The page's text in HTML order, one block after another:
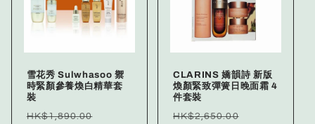
雪花秀 Sulwhasoo 禦
時緊顏參養煥白精華套
裝
ราคา
HK$1,890.00
CLARINS 嬌韻詩 新版
煥顏緊致彈簧日晚面霜 4
件套裝
ราคา
HK$2,650.00